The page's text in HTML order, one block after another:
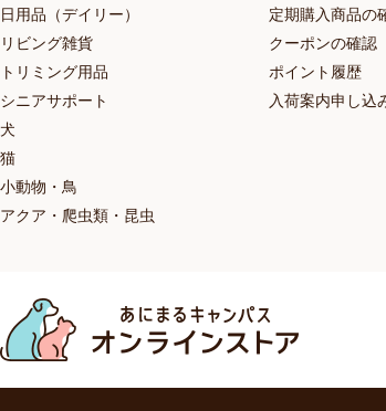
日用品（デイリー）
リビング雑貨
トリミング用品
シニアサポート
犬
猫
小動物・鳥
アクア・爬虫類・昆虫
定期購入商品の
クーポンの確認
ポイント履歴
入荷案内申し込